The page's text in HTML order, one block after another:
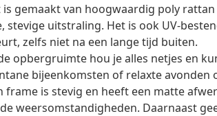
is gemaakt van hoogwaardig poly
uitstraling. Het is ook UV-
zelfs niet na een lange tijd buiten.
opbergruimte hou je alles netjes en
bijeenkomsten of relaxte avonden
frame is stevig en heeft een matte
weersomstandigheden. Daarnaast